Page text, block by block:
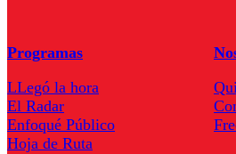
Programas
LLegó la hora
El Radar
Enfoqué Público
Hoja de Ruta